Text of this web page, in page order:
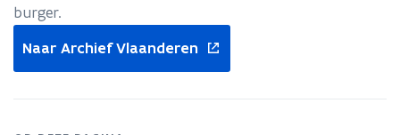
Archief
burger.
Naar Archief Vlaanderen
nieuw